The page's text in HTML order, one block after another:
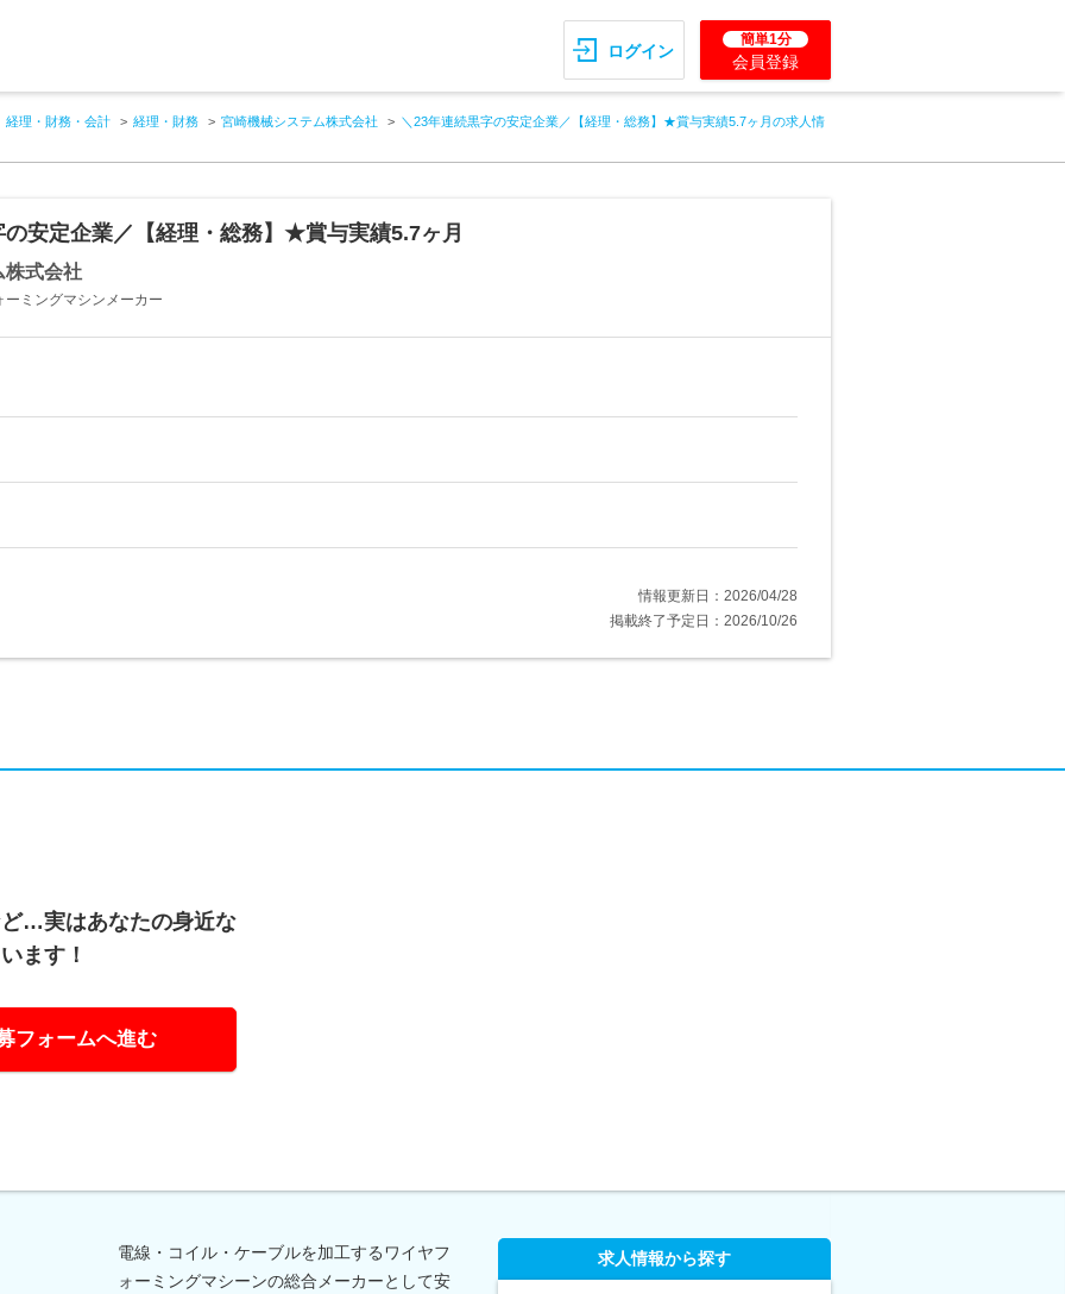
ログイン
簡単1分
会員登録
経理・財務・会計 経理・財務 宮崎機械システム株式会社 ＼23年連続黒字の安定企業／【経理・総務】★賞与実績5.7ヶ月の求人情
安定企業／【経理・総務】★賞与実績5.7ヶ月
株式会社
ミングマシンメーカー
情報更新日：2026/04/28
掲載終了予定日：2026/10/26
…実はあなたの身近な
ます！
フォームへ進む
電線・コイル・ケーブルを加工するワイヤフ
ォーミングマシーンの総合メーカーとして安
求人情報から探す